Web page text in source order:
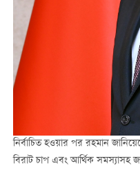
নির্বাচিত হওয়ার পর রহমান
বিরাট চাপ এবং আর্থিক সমস্যাসহ